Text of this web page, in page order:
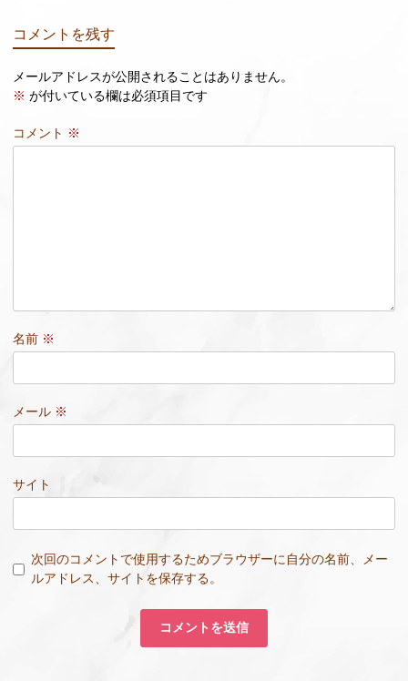
コメントを残す
メールアドレスが公開されることはありません。
※ が付いている欄は必須項目です
コメント ※
名前 ※
メール ※
サイト
次回のコメントで使用するためブラウザーに自分の名前、メー
ルアドレス、サイトを保存する。